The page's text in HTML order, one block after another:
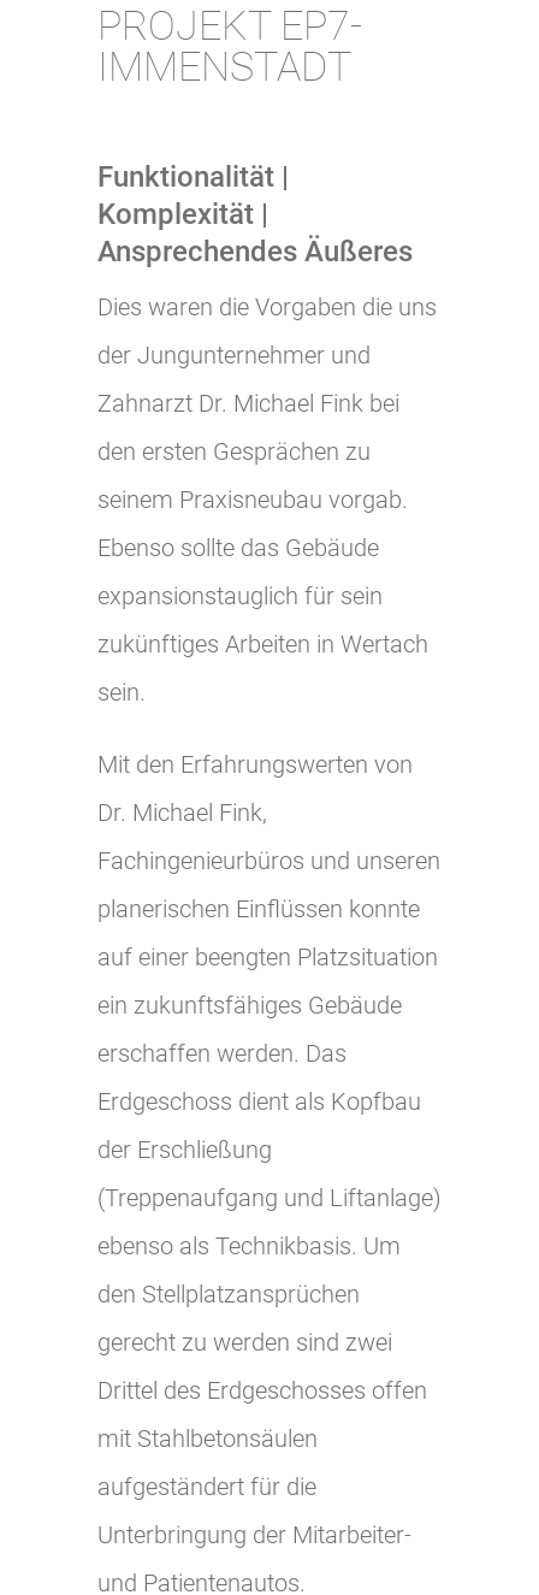
PROJEKT EP7-
IMMENSTADT
Funktionalität |
Komplexität |
Ansprechendes Äußeres
Dies waren die Vorgaben die uns
der Jungunternehmer und
Zahnarzt Dr. Michael Fink bei
den ersten Gesprächen zu
seinem Praxisneubau vorgab.
Ebenso sollte das Gebäude
expansionstauglich für sein
zukünftiges Arbeiten in Wertach
sein.
Mit den Erfahrungswerten von
Dr. Michael Fink,
Fachingenieurbüros und unseren
planerischen Einflüssen konnte
auf einer beengten Platzsituation
ein zukunftsfähiges Gebäude
erschaffen werden. Das
Erdgeschoss dient als Kopfbau
der Erschließung
(Treppenaufgang und Liftanlage)
ebenso als Technikbasis. Um
den Stellplatzansprüchen
gerecht zu werden sind zwei
Drittel des Erdgeschosses offen
mit Stahlbetonsäulen
aufgeständert für die
Unterbringung der Mitarbeiter-
und Patientenautos.